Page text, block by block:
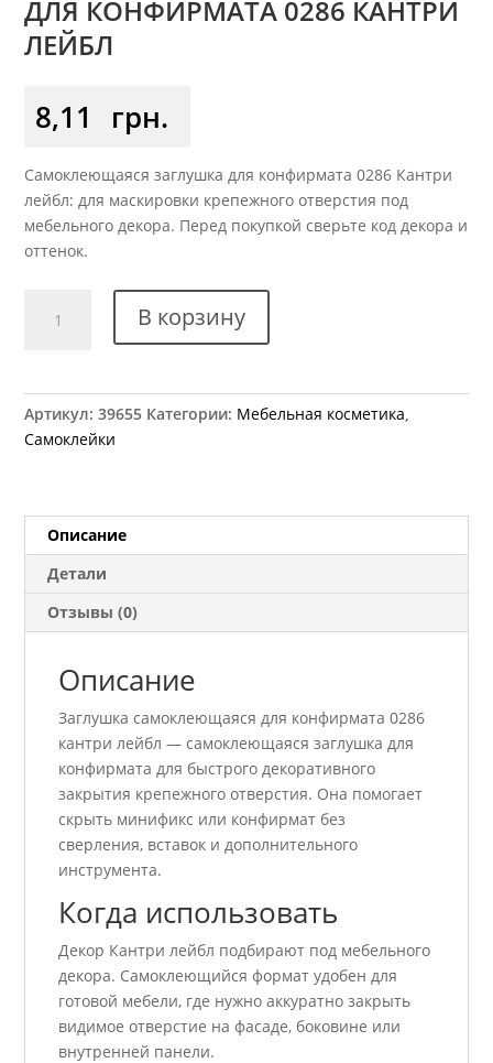
ДЛЯ КОНФИРМАТА 0286 КАНТРИ
ЛЕЙБЛ
8,11 грн.
Самоклеющаяся заглушка для конфирмата 0286 Кантри
лейбл: для маскировки крепежного отверстия под
мебельного декора. Перед покупкой сверьте код декора и
оттенок.
товара
конфирмата
В корзину
Артикул:39655 Категории: Мебельная косметика
Самоклейки
Описание
Детали
Отзывы (0)
Описание
Заглушка самоклеющаяся для конфирмата 0286
кантри лейбл — самоклеющаяся заглушка для
конфирмата для быстрого декоративного
закрытия крепежного отверстия. Она помогает
скрыть минификс или конфирмат без
сверления, вставок и дополнительного
инструмента.
Когда использовать
Декор Кантри лейбл подбирают под мебельного
декора. Самоклеющийся формат удобен для
готовой мебели, где нужно аккуратно закрыть
видимое отверстие на фасаде, боковине или
внутренней панели.